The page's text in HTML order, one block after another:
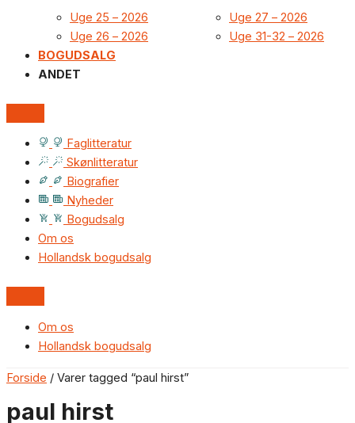
Uge 25 – 2026
Uge 26 – 2026
Uge 27 – 2026
Uge 31-32 – 2026
BOGUDSALG
ANDET
Faglitteratur
Skønlitteratur
Biografier
Nyheder
Bogudsalg
Om os
Hollandsk bogudsalg
Om os
Hollandsk bogudsalg
Forside / Varer tagged “paul hirst”
paul hirst